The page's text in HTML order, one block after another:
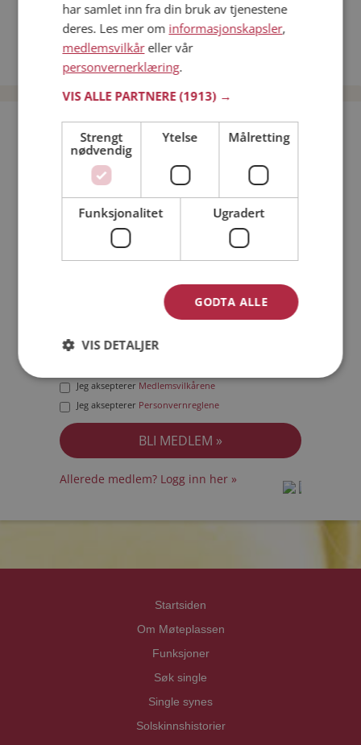
Bli medlem gratis!
Jeg er en: Mann Kvinne
Min alder:
Jeg aksepterer Medlemsvilkårene
Jeg aksepterer Personvernreglene
Allerede medlem? Logg inn her »
Startsiden
Om Møteplassen
Funksjoner
Søk single
Single synes
Solskinnshistorier
har samlet inn fra din bruk av tjenestene
deres. Les mer om informasjonskapsler,
medlemsvilkåreller vår
personvernerklæring.
VIS ALLE PARTNERE(1913) →
Strengt
nødvendig
Ytelse Målretting
Funksjonalitet Ugradert
GODTA ALLE
VIS DETALJER